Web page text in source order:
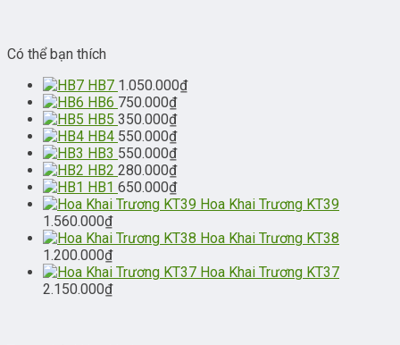
Có thể bạn thích
HB7 1.050.000₫
HB6 750.000₫
HB5 350.000₫
HB4 550.000₫
HB3 550.000₫
HB2 280.000₫
HB1 650.000₫
Hoa Khai Trương KT39
1.560.000₫
Hoa Khai Trương KT38
1.200.000₫
Hoa Khai Trương KT37
2.150.000₫